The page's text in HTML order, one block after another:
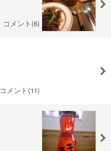
コメント(6)
コメント(11)